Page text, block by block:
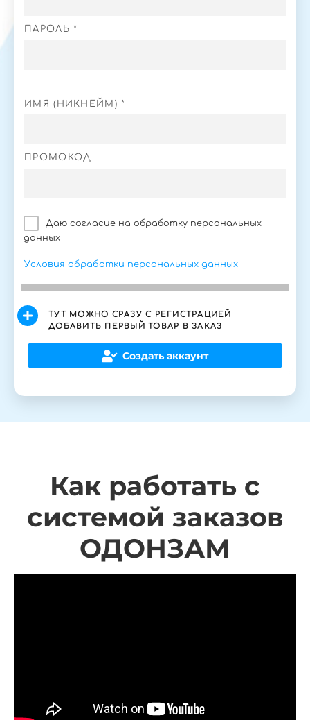
ПАРОЛЬ *
ИМЯ (НИКНЕЙМ) *
ПРОМОКОД
Даю согласие на обработку персональных
данных
Условия обработки персональных данных
ТУТ МОЖНО СРАЗУ С РЕГИСТРАЦИЕЙ
ДОБАВИТЬ ПЕРВЫЙ ТОВАР В ЗАКАЗ
Создать аккаунт
Как работать с
системой заказов
ОДОНЗАМ